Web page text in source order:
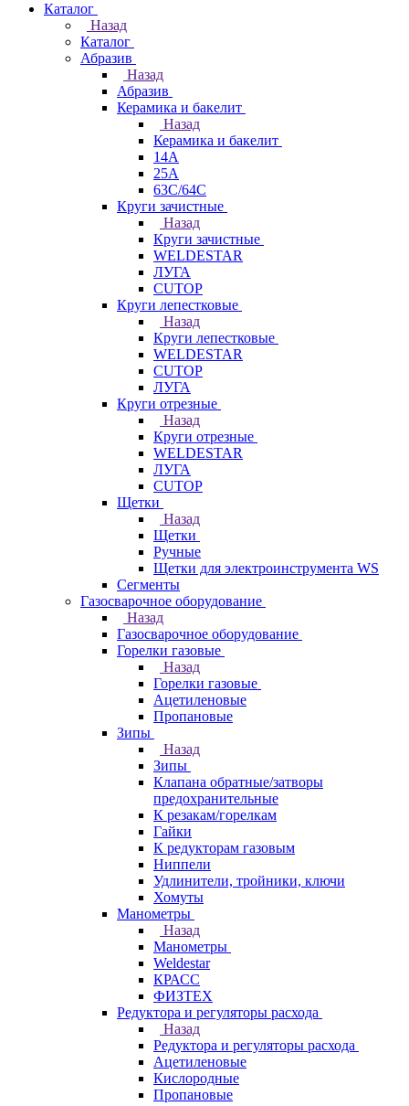
Каталог
Назад
Каталог
Абразив
Назад
Абразив
Керамика и бакелит
Назад
Керамика и бакелит
14А
25А
63С/64С
Круги зачистные
Назад
Круги зачистные
WELDESTAR
ЛУГА
CUTOP
Круги лепестковые
Назад
Круги лепестковые
WELDESTAR
CUTOP
ЛУГА
Круги отрезные
Назад
Круги отрезные
WELDESTAR
ЛУГА
CUTOP
Щетки
Назад
Щетки
Ручные
Щетки для электроинструмента WS
Сегменты
Газосварочное оборудование
Назад
Газосварочное оборудование
Горелки газовые
Назад
Горелки газовые
Ацетиленовые
Пропановые
Зипы
Назад
Зипы
Клапана обратные/затворы
предохранительные
К резакам/горелкам
Гайки
К редукторам газовым
Ниппели
Удлинители, тройники, ключи
Хомуты
Манометры
Назад
Манометры
Weldestar
КРАСС
ФИЗТЕХ
Редуктора и регуляторы расхода
Назад
Редуктора и регуляторы расхода
Ацетиленовые
Кислородные
Пропановые